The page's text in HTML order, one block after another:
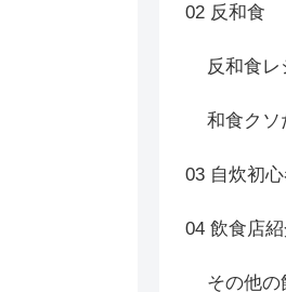
02 反和食
反和食レ
和食クソ
03 自炊初
04 飲食店
その他の